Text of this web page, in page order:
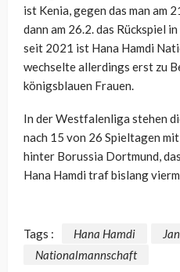
ist Kenia, gegen das man am
dann am 26.2. das Rückspiel
seit 2021 ist Hana Hamdi
wechselte allerdings erst zu
königsblauen Frauen.
In der Westfalenliga stehen
nach 15 von 26 Spieltagen
hinter Borussia Dortmund,
Hana Hamdi traf bislang
Tags : Hana Hamdi
Nationalmannschaft